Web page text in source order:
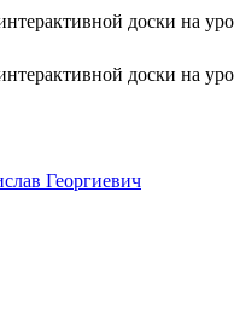
доски на
доски на
Георгиевич